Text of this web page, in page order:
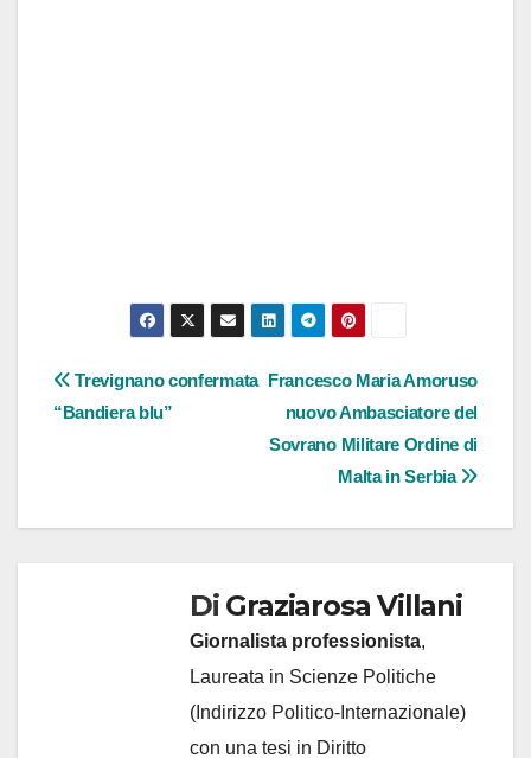
NavigazioneFrancesco Maria Amoruso
nuovo Ambasciatore del
Sovrano Militare Ordine di
Malta in Serbia
Trevignano confermata
“Bandiera blu”
Di Graziarosa Villani
Giornalista professionista,
Laureata in Scienze Politiche
(Indirizzo Politico-Internazionale)
con una tesi in Diritto